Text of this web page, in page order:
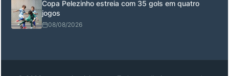
Copa Pelezinho estreia com 35 gols em quatro
jogos
08/08/2026